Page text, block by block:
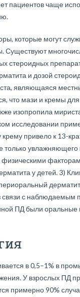
пациентов чаще
которые могут
Существуют
стероидных
и дозой
являющаяся
что мази и кремы
изопропила
исследовании
привело к 13-
только
у детей. 3)
связи с
ПД были оральные
в 0,5–1% в
У взрослых ПД
примерно 90%